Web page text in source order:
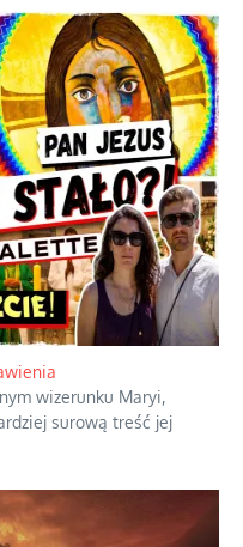
wizerunku Maryi,
surową treść jej